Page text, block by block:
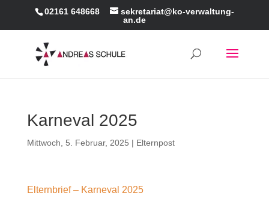
02161 648668
sekretariat@ko-verwaltung-
an.de
Karneval 2025
Mittwoch, 5. Februar, 2025 | Elternpost
Elternbrief – Karneval 2025